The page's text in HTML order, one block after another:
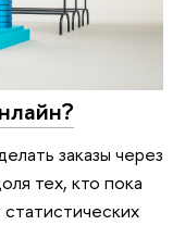
заказы через
тех, кто пока